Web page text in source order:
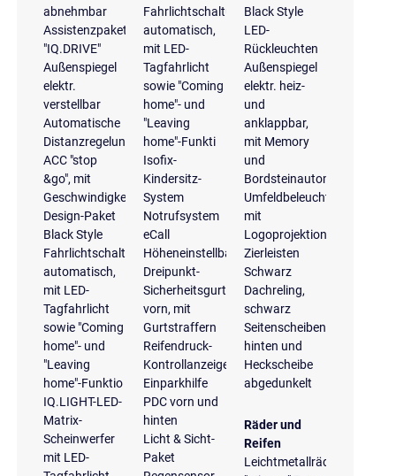
abnehmbar
Assistenzpaket
"IQ.DRIVE"
Außenspiegel
elektr.
verstellbar
Automatische
Distanzregelung
ACC "stop
&go", mit
Geschwindigkeitsbegrenzer
Design-Paket
Black Style
Fahrlichtschaltung
automatisch,
mit LED-
Tagfahrlicht
sowie "Coming
home"- und
"Leaving
home"-Funktio
IQ.LIGHT-LED-
Matrix-
Scheinwerfer
mit LED-
Fahrlichtschaltung
automatisch,
mit LED-
Tagfahrlicht
sowie "Coming
home"- und
"Leaving
home"-Funkti
Isofix-
Kindersitz-
System
Notrufsystem
eCall
Höheneinstellbare
Dreipunkt-
Sicherheitsgurte
vorn, mit
Gurtstraffern
Reifendruck-
Kontrollanzeige
Einparkhilfe
PDC vorn und
hinten
Licht & Sicht-
Paket
Black Style
LED-
Rückleuchten
Außenspiegel
elektr. heiz-
und
anklappbar,
mit Memory
und
Bordsteinautomatik
Umfeldbeleuchtung
mit
Logoprojektion
Zierleisten
Schwarz
Dachreling,
schwarz
Seitenscheiben
hinten und
Heckscheibe
abgedunkelt
Räder und
Reifen
Leichtmetallräder